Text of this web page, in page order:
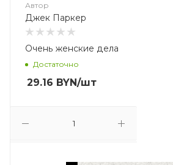
Автор
Джек Паркер
Очень женские дела
Достаточно
29.16 BYN/шт